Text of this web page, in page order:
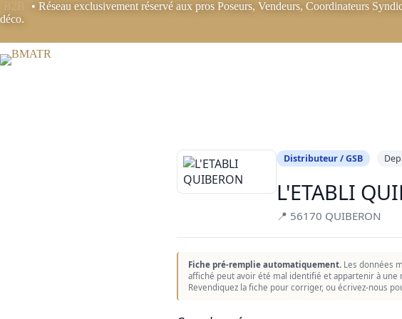
au
• Réseau exclusivement réservé aux pros Poseurs, Vendeurs, Coordinateurs
déco.
Distributeur / GSB
L'ETABLI
📍 56170 QUIBERON
Fiche pré-remplie automatiquement. Les données
affiché peut avoir été mal identifié et appartenir à une
Revendiquez la fiche pour corriger, ou écrivez-nous